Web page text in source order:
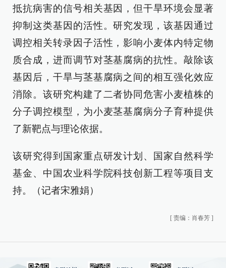
抵抗病害的信号相关基因，但干旱环境会显著
抑制这类基因的活性。研究发现，该基因通过
调控相关转录因子活性，影响小麦体内特定物
质合成，进而调节对茎基腐病的抗性。敲除该
基因后，干旱与茎基腐病之间的相互强化效应
消除。该研究构建了二者协同危害小麦植株的
分子调控模型，为小麦茎基腐病分子育种提供
了新靶点与理论依据。
该研究得到国家重点研发计划、国家自然科学
基金、中国农业科学院科技创新工程等项目支
持。（记者宋雅娟）
[ 责编：肖春芳 ]